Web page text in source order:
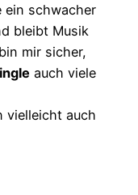
ein schwacher
bleibt Musik
mir sicher,
auch viele
vielleicht auch